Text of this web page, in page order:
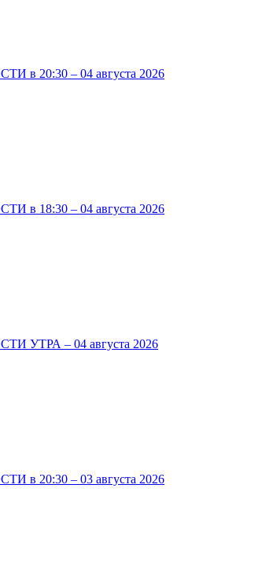
в 20:30 – 04 августа 2026
в 18:30 – 04 августа 2026
УТРА – 04 августа 2026
в 20:30 – 03 августа 2026